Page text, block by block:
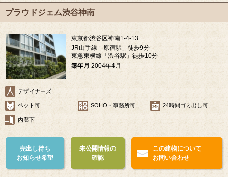
プラウドジェム渋谷神南
東京都渋谷区神南1-4-13
JR山手線「原宿駅」徒歩9分
東急東横線「渋谷駅」徒歩10分
築年月 2004年4月
デザイナーズ
ペット可 SOHO・事務所可 24時間ゴミ出し可
内廊下
売出し待ち
お知らせ希望
未公開情報の
確認
この建物について
お問い合わせ